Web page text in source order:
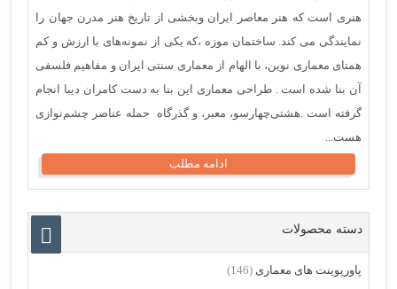
هنری است که هنر معاصر ایران وبخشی از تاریخ هنر مدرن جهان را
نمایندگی می کند. ساختمان موزه ،که یکی از نمونه‌های با ارزش و کم
همتای معماری نوین، با الهام از معماری سنتی ایران و مفاهیم فلسفی
آن بنا شده است‌ . طراحی معماری این بنا به دست کامران دیبا انجام
گرفته است‌ .هشتی‌چهارسو، معبر، و گذرگاه جمله عناصر چشم‌نوازی
هست...
ادامه مطلب
دسته محصولات
پاورپوینت های معماری (146)